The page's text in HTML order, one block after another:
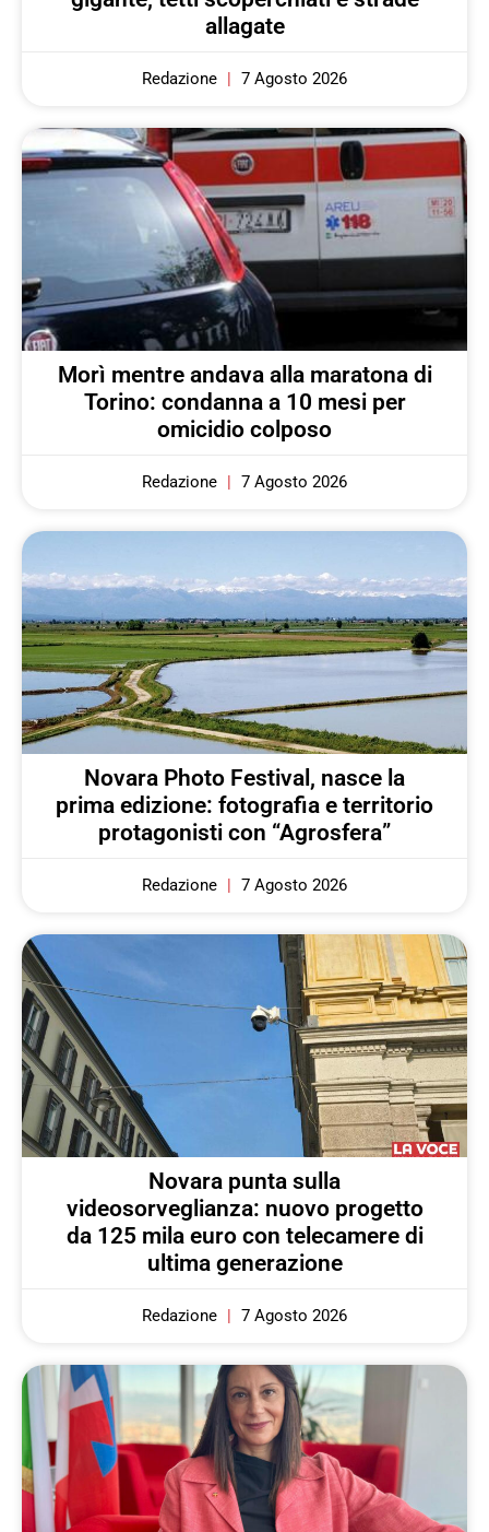
allagate
Redazione 7 Agosto 2026
Morì mentre andava alla maratona di
Torino: condanna a 10 mesi per
omicidio colposo
Redazione 7 Agosto 2026
Novara Photo Festival, nasce la
prima edizione: fotografia e territorio
protagonisti con “Agrosfera”
Redazione 7 Agosto 2026
Novara punta sulla
videosorveglianza: nuovo progetto
da 125 mila euro con telecamere di
ultima generazione
Redazione 7 Agosto 2026